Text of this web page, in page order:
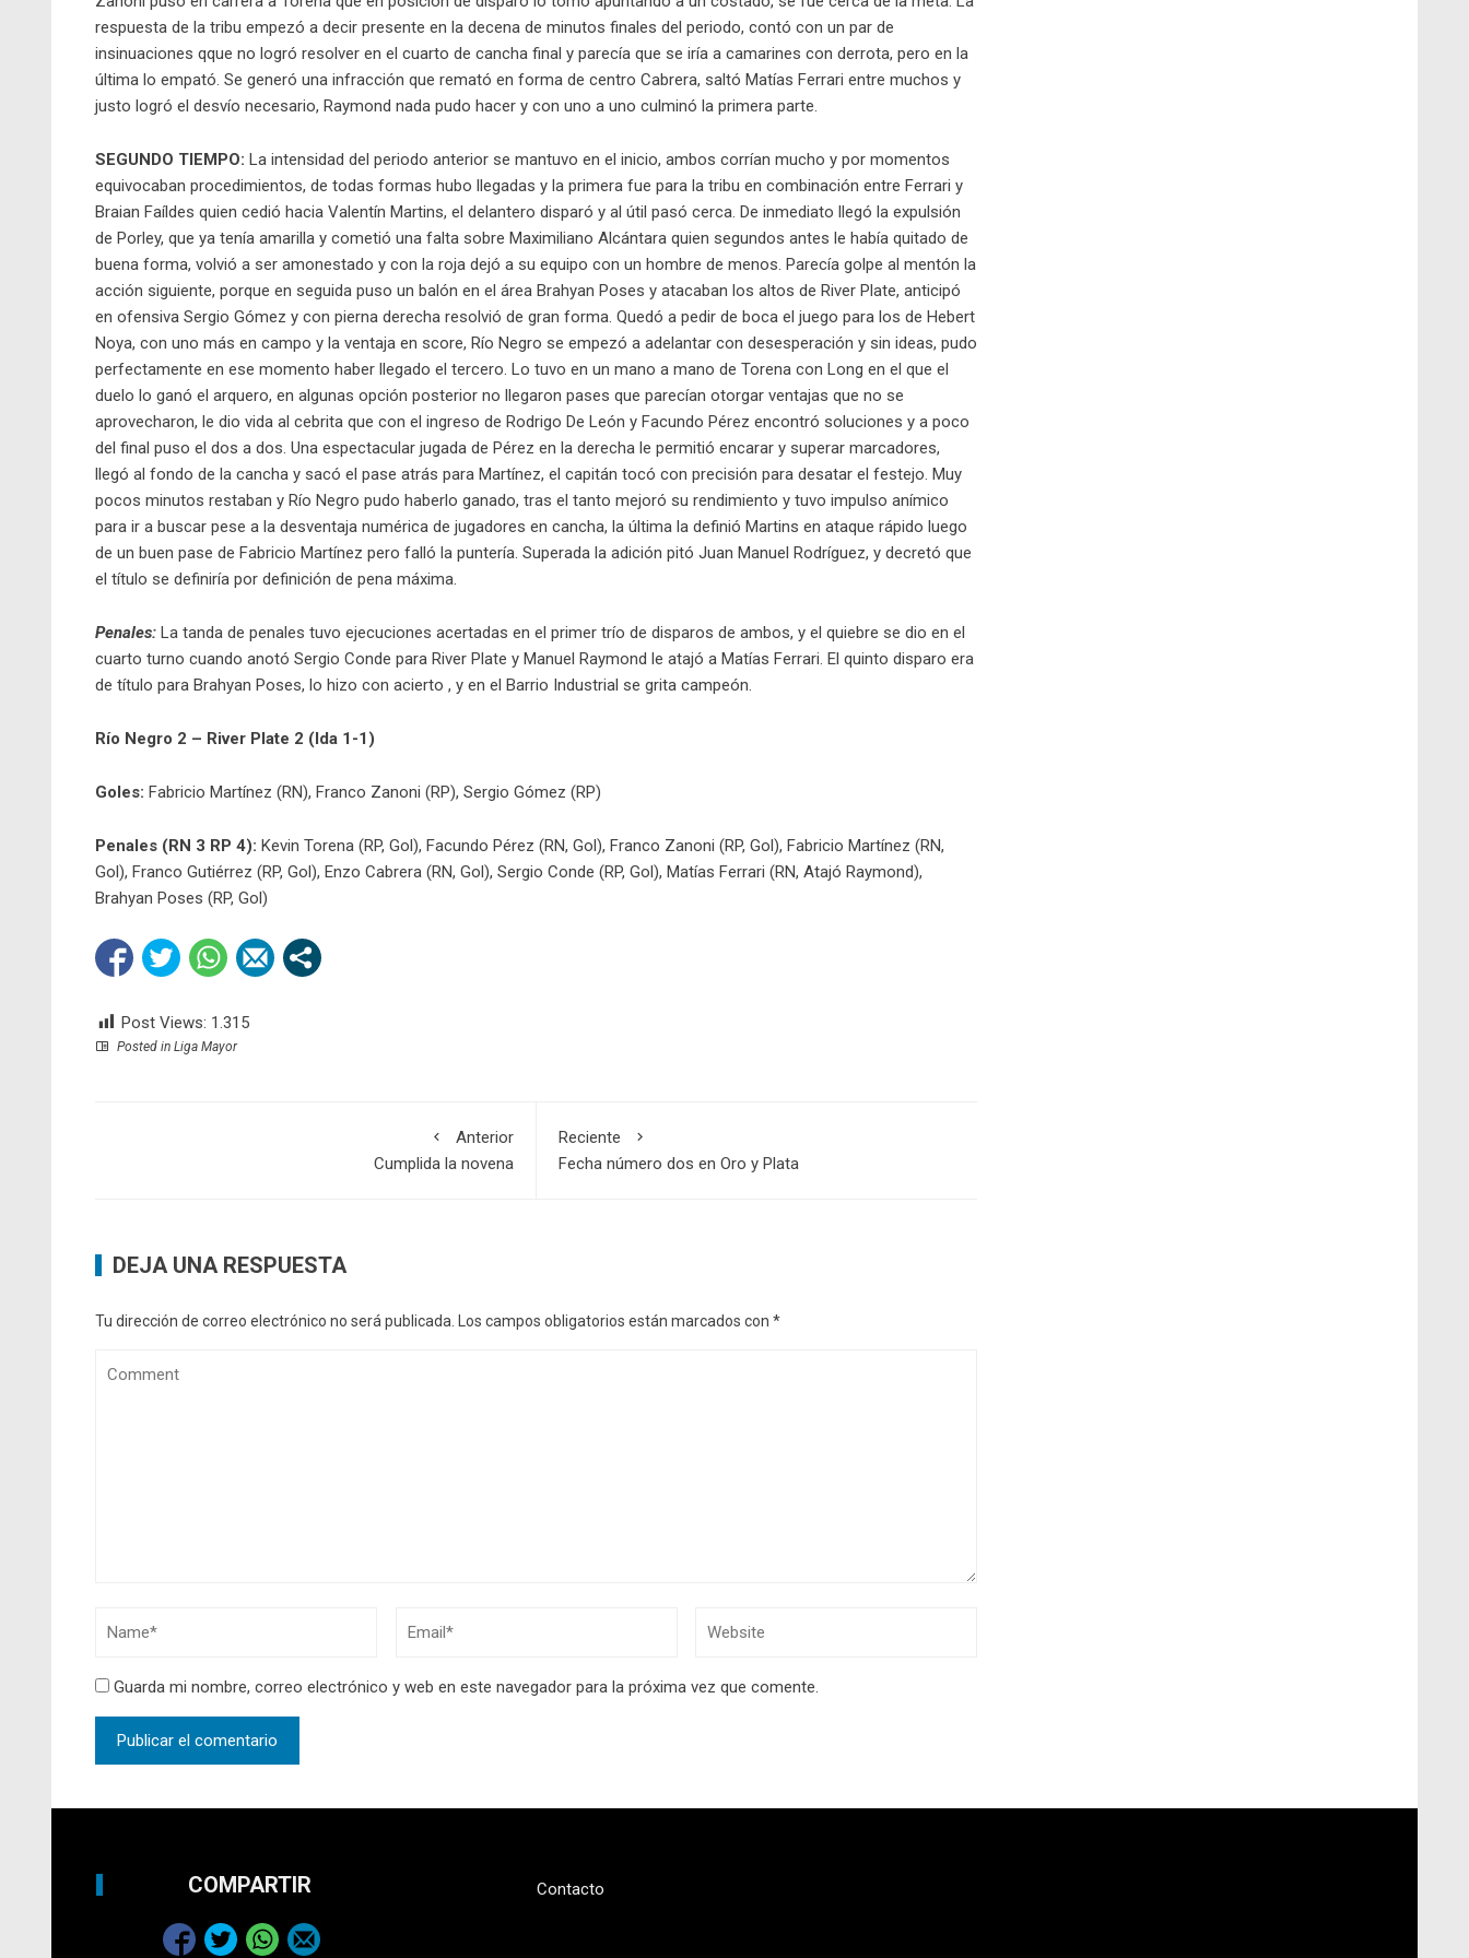
respuesta de la tribu empezó a decir presente en la decena de minutos finales del periodo, contó con un par de
insinuaciones qque no logró resolver en el cuarto de cancha final y parecía que se iría a camarines con derrota, pero en la
última lo empató. Se generó una infracción que remató en forma de centro Cabrera, saltó Matías Ferrari entre muchos y
justo logró el desvío necesario, Raymond nada pudo hacer y con uno a uno culminó la primera parte.
SEGUNDO TIEMPO: La intensidad del periodo anterior se mantuvo en el inicio, ambos corrían mucho y por momentos
equivocaban procedimientos, de todas formas hubo llegadas y la primera fue para la tribu en combinación entre Ferrari y
Braian Faíldes quien cedió hacia Valentín Martins, el delantero disparó y al útil pasó cerca. De inmediato llegó la expulsión
de Porley, que ya tenía amarilla y cometió una falta sobre Maximiliano Alcántara quien segundos antes le había quitado de
buena forma, volvió a ser amonestado y con la roja dejó a su equipo con un hombre de menos. Parecía golpe al mentón la
acción siguiente, porque en seguida puso un balón en el área Brahyan Poses y atacaban los altos de River Plate, anticipó
en ofensiva Sergio Gómez y con pierna derecha resolvió de gran forma. Quedó a pedir de boca el juego para los de Hebert
Noya, con uno más en campo y la ventaja en score, Río Negro se empezó a adelantar con desesperación y sin ideas, pudo
perfectamente en ese momento haber llegado el tercero. Lo tuvo en un mano a mano de Torena con Long en el que el
duelo lo ganó el arquero, en algunas opción posterior no llegaron pases que parecían otorgar ventajas que no se
aprovecharon, le dio vida al cebrita que con el ingreso de Rodrigo De León y Facundo Pérez encontró soluciones y a poco
del final puso el dos a dos. Una espectacular jugada de Pérez en la derecha le permitió encarar y superar marcadores,
llegó al fondo de la cancha y sacó el pase atrás para Martínez, el capitán tocó con precisión para desatar el festejo. Muy
pocos minutos restaban y Río Negro pudo haberlo ganado, tras el tanto mejoró su rendimiento y tuvo impulso anímico
para ir a buscar pese a la desventaja numérica de jugadores en cancha, la última la definió Martins en ataque rápido luego
de un buen pase de Fabricio Martínez pero falló la puntería. Superada la adición pitó Juan Manuel Rodríguez, y decretó que
el título se definiría por definición de pena máxima.
Penales: La tanda de penales tuvo ejecuciones acertadas en el primer trío de disparos de ambos, y el quiebre se dio en el
cuarto turno cuando anotó Sergio Conde para River Plate y Manuel Raymond le atajó a Matías Ferrari. El quinto disparo era
de título para Brahyan Poses, lo hizo con acierto , y en el Barrio Industrial se grita campeón.
Río Negro 2 – River Plate 2 (Ida 1-1)
Goles: Fabricio Martínez (RN), Franco Zanoni (RP), Sergio Gómez (RP)
Penales (RN 3 RP 4): Kevin Torena (RP, Gol), Facundo Pérez (RN, Gol), Franco Zanoni (RP, Gol), Fabricio Martínez (RN,
Gol), Franco Gutiérrez (RP, Gol), Enzo Cabrera (RN, Gol), Sergio Conde (RP, Gol), Matías Ferrari (RN, Atajó Raymond),
Brahyan Poses (RP, Gol)
Post Views: 1.315
Posted in Liga Mayor
Anterior
Cumplida la novena
Reciente
Fecha número dos en Oro y Plata
DEJA UNA RESPUESTA
Tu dirección de correo electrónico no será publicada. Los campos obligatorios están marcados con *
Guarda mi nombre, correo electrónico y web en este navegador para la próxima vez que comente.
COMPARTIR Contacto